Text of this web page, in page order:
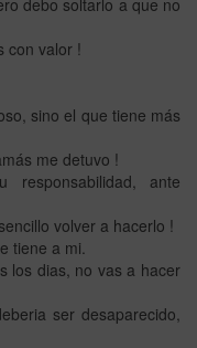
con valor !
sino el que tiene más
me detuvo !
responsabilidad, ante
volver a hacerlo !
tiene a mi.
los dias, no vas a hacer
ser desaparecido,